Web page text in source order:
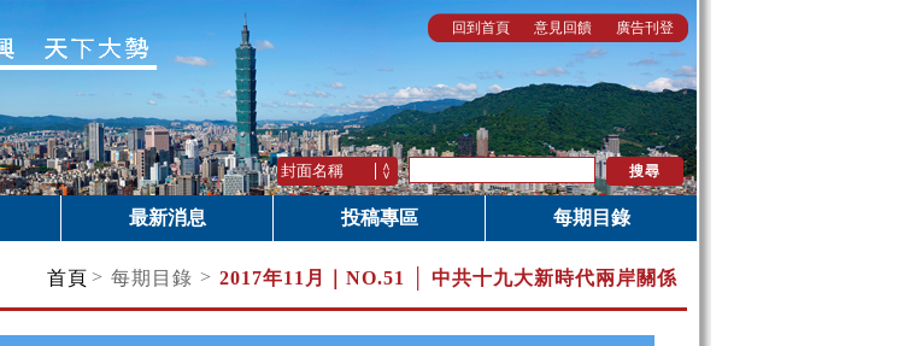
回到首頁 意見回饋 廣告刊登
最新消息 投稿專區 每期目錄
首頁 > 每期目錄 > 2017年11月｜ NO.51 │ 中共十九大新時代兩岸關係